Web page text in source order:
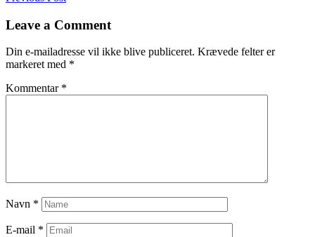
til
Leave a Comment
Din e-mailadresse vil ikke blive publiceret. Krævede felter er
markeret med *
Kommentar *
Navn *
E-mail *